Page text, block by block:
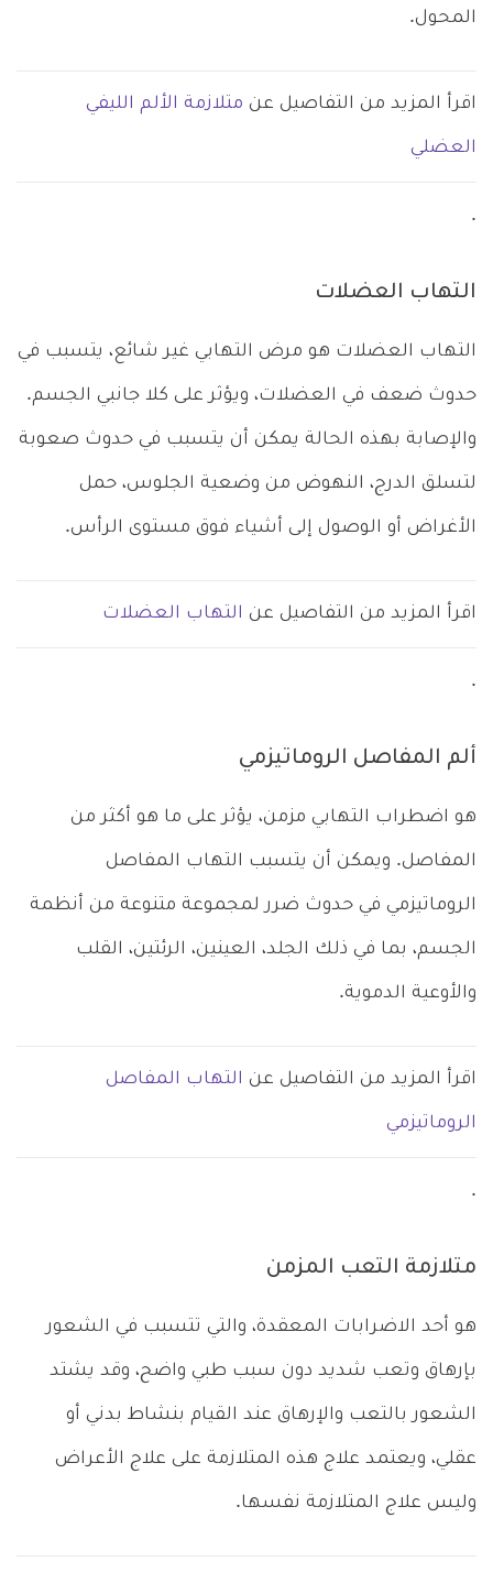
المحول.
اقرأ المزيد من التفاصيل عن متلازمة الألم الليفي
العضلي
.
التهاب العضلات
التهاب العضلات هو مرض التهابي غير شائع، يتسبب في
حدوث ضعف في العضلات، ويؤثر على كلا جانبي الجسم.
والإصابة بهذه الحالة يمكن أن يتسبب في حدوث صعوبة
لتسلق الدرج، النهوض من وضعية الجلوس، حمل
الأغراض أو الوصول إلى أشياء فوق مستوى الرأس.
اقرأ المزيد من التفاصيل عن التهاب العضلات
.
ألم المفاصل الروماتيزمي
هو اضطراب التهابي مزمن، يؤثر على ما هو أكثر من
المفاصل. ويمكن أن يتسبب التهاب المفاصل
الروماتيزمي في حدوث ضرر لمجموعة متنوعة من أنظمة
الجسم، بما في ذلك الجلد، العينين، الرئتين، القلب
والأوعية الدموية.
اقرأ المزيد من التفاصيل عن التهاب المفاصل
الروماتيزمي
.
متلازمة التعب المزمن
هو أحد الاضرابات المعقدة، والتي تتسبب في الشعور
بإرهاق وتعب شديد دون سبب طبي واضح، وقد يشتد
الشعور بالتعب والإرهاق عند القيام بنشاط بدني أو
عقلي، ويعتمد علاج هذه المتلازمة على علاج الأعراض
وليس علاج المتلازمة نفسها.